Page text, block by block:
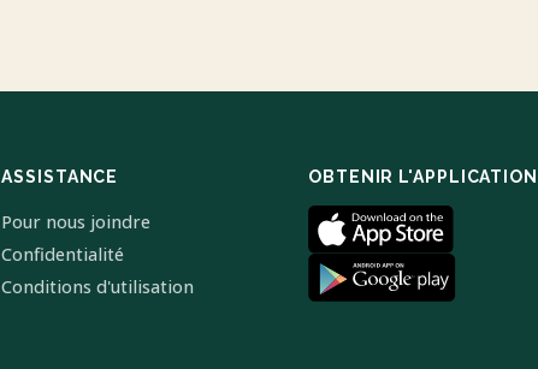
ASSISTANCE
Pour nous joindre
Confidentialité
Conditions d'utilisation
OBTENIR L'APPLICATION